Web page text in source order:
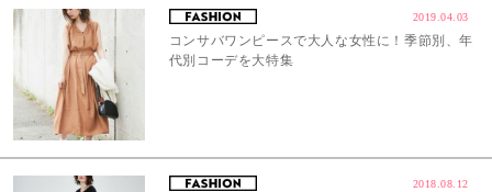
2019.04.03
コンサバワンピースで大人な女性に！季節別、年
代別コーデを大特集
2018.08.12